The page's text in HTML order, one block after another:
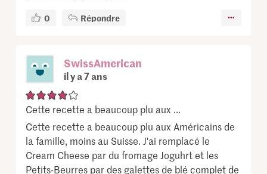
0 Répondre
SwissAmerican
il y a 7 ans
Cette recette a beaucoup plu aux ...
Cette recette a beaucoup plu aux Américains de
la famille, moins au Suisse. J'ai remplacé le
Cream Cheese par du fromage Joguhrt et les
Petits-Beurres par des galettes de blé complet de